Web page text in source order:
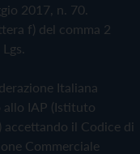
2017, n. 70.
f) del comma 2
Italiana
allo IAP (Istituto
il Codice di
Commerciale